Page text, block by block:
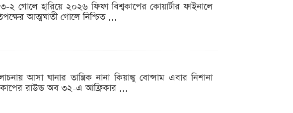
গোলে হারিয়ে ২০২৬ ফিফা বিশ্বকাপের কোয়ার্টার ফাইনালে
আত্মঘাতী গোলে নিশ্চিত ...
আসা ঘানার তান্ত্রিক নানা কিয়াঙ্কু বোন্সাম এবার নিশানা
রাউন্ড অব ৩২-এ আফ্রিকার ...